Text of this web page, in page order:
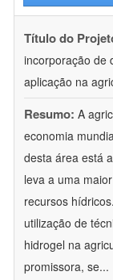
Título do
incorporação de
aplicação na
Resumo: A
economia
desta área está
leva a uma
recursos
utilização de
hidrogel na
promissora, se...